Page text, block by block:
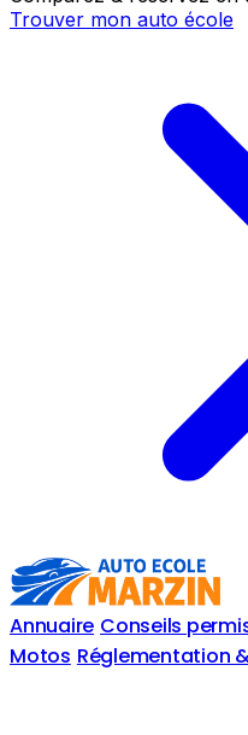
Trouver mon auto école
Annuaire Conseils
Motos Réglementation